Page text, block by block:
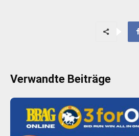
Verwandte Beiträge